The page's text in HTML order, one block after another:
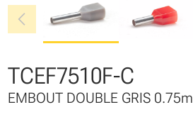
chevron_left
TCEF7510F-C
EMBOUT DOUBLE GRIS